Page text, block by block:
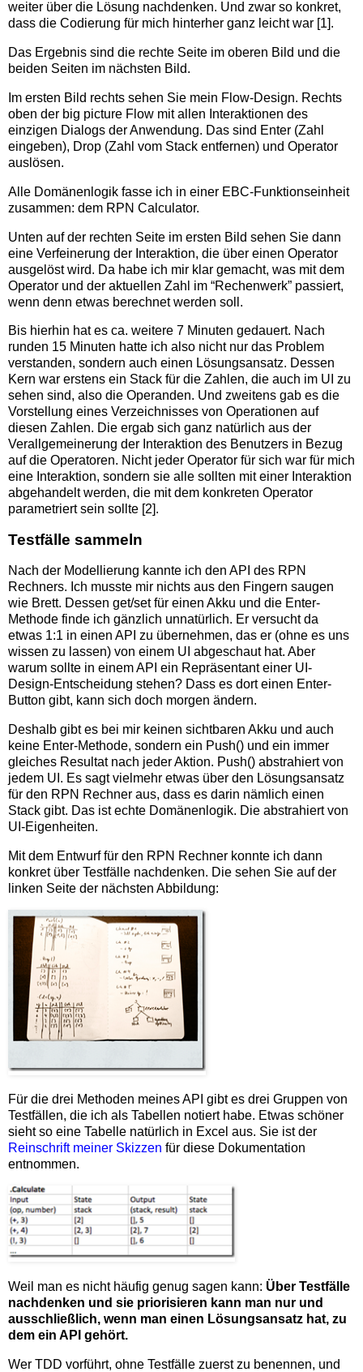
weiter über die Lösung nachdenken. Und zwar so konkret,
dass die Codierung für mich hinterher ganz leicht war [1].
Das Ergebnis sind die rechte Seite im oberen Bild und die
beiden Seiten im nächsten Bild.
Im ersten Bild rechts sehen Sie mein Flow-Design. Rechts
oben der big picture Flow mit allen Interaktionen des
einzigen Dialogs der Anwendung. Das sind Enter (Zahl
eingeben), Drop (Zahl vom Stack entfernen) und Operator
auslösen.
Alle Domänenlogik fasse ich in einer EBC-Funktionseinheit
zusammen: dem RPN Calculator.
Unten auf der rechten Seite im ersten Bild sehen Sie dann
eine Verfeinerung der Interaktion, die über einen Operator
ausgelöst wird. Da habe ich mir klar gemacht, was mit dem
Operator und der aktuellen Zahl im “Rechenwerk” passiert,
wenn denn etwas berechnet werden soll.
Bis hierhin hat es ca. weitere 7 Minuten gedauert. Nach
runden 15 Minuten hatte ich also nicht nur das Problem
verstanden, sondern auch einen Lösungsansatz. Dessen
Kern war erstens ein Stack für die Zahlen, die auch im UI zu
sehen sind, also die Operanden. Und zweitens gab es die
Vorstellung eines Verzeichnisses von Operationen auf
diesen Zahlen. Die ergab sich ganz natürlich aus der
Verallgemeinerung der Interaktion des Benutzers in Bezug
auf die Operatoren. Nicht jeder Operator für sich war für mich
eine Interaktion, sondern sie alle sollten mit einer Interaktion
abgehandelt werden, die mit dem konkreten Operator
parametriert sein sollte [2].
Testfälle sammeln
Nach der Modellierung kannte ich den API des RPN
Rechners. Ich musste mir nichts aus den Fingern saugen
wie Brett. Dessen get/set für einen Akku und die Enter-
Methode finde ich gänzlich unnatürlich. Er versucht da
etwas 1:1 in einen API zu übernehmen, das er (ohne es uns
wissen zu lassen) von einem UI abgeschaut hat. Aber
warum sollte in einem API ein Repräsentant einer UI-
Design-Entscheidung stehen? Dass es dort einen Enter-
Button gibt, kann sich doch morgen ändern.
Deshalb gibt es bei mir keinen sichtbaren Akku und auch
keine Enter-Methode, sondern ein Push() und ein immer
gleiches Resultat nach jeder Aktion. Push() abstrahiert von
jedem UI. Es sagt vielmehr etwas über den Lösungsansatz
für den RPN Rechner aus, dass es darin nämlich einen
Stack gibt. Das ist echte Domänenlogik. Die abstrahiert von
UI-Eigenheiten.
Mit dem Entwurf für den RPN Rechner konnte ich dann
konkret über Testfälle nachdenken. Die sehen Sie auf der
linken Seite der nächsten Abbildung:
Für die drei Methoden meines API gibt es drei Gruppen von
Testfällen, die ich als Tabellen notiert habe. Etwas schöner
sieht so eine Tabelle natürlich in Excel aus. Sie ist der
Reinschrift meiner Skizzen für diese Dokumentation
entnommen.
Weil man es nicht häufig genug sagen kann: Über Testfälle
nachdenken und sie priorisieren kann man nur und
ausschließlich, wenn man einen Lösungsansatz hat, zu
dem ein API gehört.
Wer TDD vorführt, ohne Testfälle zuerst zu benennen, und